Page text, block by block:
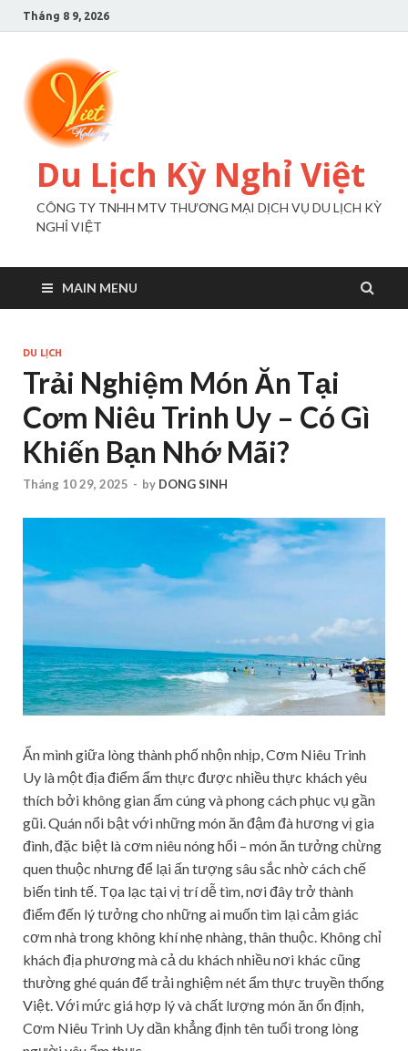
Tháng 8 9, 2026
Du Lịch Kỳ Nghỉ Việt
CÔNG TY TNHH MTV THƯƠNG MẠI DỊCH VỤ DU LỊCH KỲ
NGHỈ VIỆT
MAIN MENU
DU LỊCH
Trải Nghiệm Món Ăn Tại
Cơm Niêu Trinh Uy – Có Gì
Khiến Bạn Nhớ Mãi?
Tháng 10 29, 2025 - by DONG SINH
Ẩn mình giữa lòng thành phố nhộn nhịp, Cơm Niêu Trinh
Uy là một địa điểm ẩm thực được nhiều thực khách yêu
thích bởi không gian ấm cúng và phong cách phục vụ gần
gũi. Quán nổi bật với những món ăn đậm đà hương vị gia
đình, đặc biệt là cơm niêu nóng hổi – món ăn tưởng chừng
quen thuộc nhưng để lại ấn tượng sâu sắc nhờ cách chế
biến tinh tế. Tọa lạc tại vị trí dễ tìm, nơi đây trở thành
điểm đến lý tưởng cho những ai muốn tìm lại cảm giác
cơm nhà trong không khí nhẹ nhàng, thân thuộc. Không chỉ
khách địa phương mà cả du khách nhiều nơi khác cũng
thường ghé quán để trải nghiệm nét ẩm thực truyền thống
Việt. Với mức giá hợp lý và chất lượng món ăn ổn định,
Cơm Niêu Trinh Uy dần khẳng định tên tuổi trong lòng